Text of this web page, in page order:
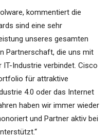
kommentiert die
sind eine sehr
unseres gesamten
Partnerschaft, die uns mit
Industrie verbindet. Cisco
für attraktive
4.0 oder das Internet
haben wir immer wieder
und Partner aktiv bei